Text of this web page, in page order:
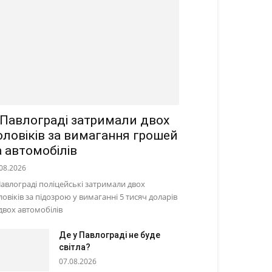
затримали двох
за вимагання грошей
автомобілів
поліцейські затримали двох
за підозрою у вимаганні 5 тисяч доларів
автомобілів
Де у Павлограді не буде
світла?
07.08.2026